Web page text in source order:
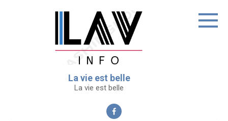
La vie est belle
La vie est belle